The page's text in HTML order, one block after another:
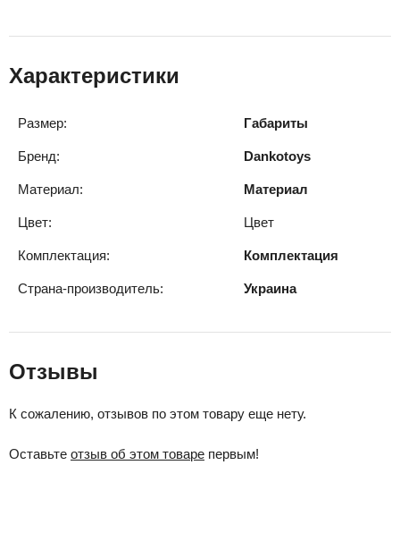
Характеристики
Размер: Габариты
Бренд: Dankotoys
Материал: Материал
Цвет: Цвет
Комплектация: Комплектация
Страна-производитель: Украина
Отзывы
К сожалению, отзывов по этом товару еще нету.
Оставьте отзыв об этом товаре первым!